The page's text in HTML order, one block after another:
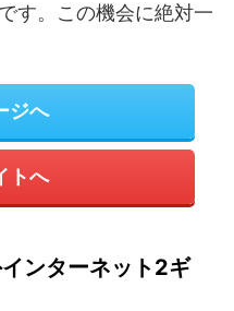
す。この機会に絶対一
ジへ
トへ
ンターネット2ギ